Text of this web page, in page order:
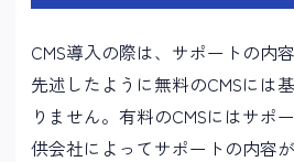
CMS導入の際は、サポートの内
先述したように無料のCMSには
りません。有料のCMSにはサポ
供会社によってサポートの内容